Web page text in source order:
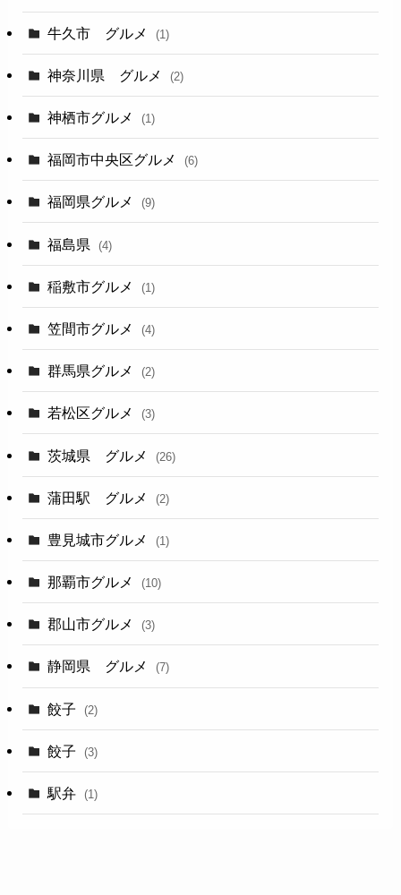
牛久市 グルメ (1)
神奈川県 グルメ (2)
神栖市グルメ (1)
福岡市中央区グルメ (6)
福岡県グルメ (9)
福島県 (4)
稲敷市グルメ (1)
笠間市グルメ (4)
群馬県グルメ (2)
若松区グルメ (3)
茨城県 グルメ (26)
蒲田駅 グルメ (2)
豊見城市グルメ (1)
那覇市グルメ (10)
郡山市グルメ (3)
静岡県 グルメ (7)
餃子 (2)
餃子 (3)
駅弁 (1)